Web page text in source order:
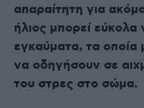
απαραίτητη για
ήλιος μπορεί εύκολα
εγκαύματα, τα οποία
να οδηγήσουν σε
του στρες στο σώμα.